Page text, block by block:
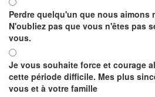
Perdre quelqu'un que nous aimons
N'oubliez pas que vous n'êtes pas
vous.
Je vous souhaite force et courage
cette période difficile. Mes plus
vous et à votre famille